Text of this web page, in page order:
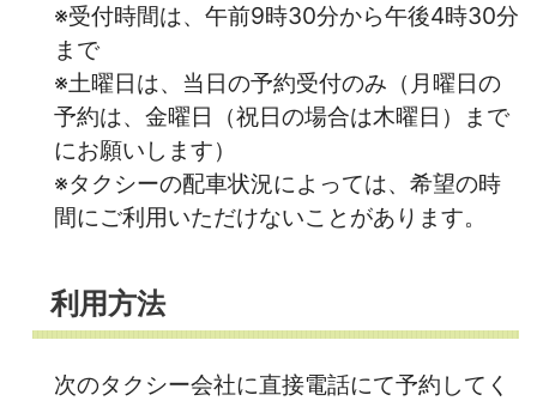
※受付時間は、午前9時30分から午後4時30分
まで
※土曜日は、当日の予約受付のみ（月曜日の
予約は、金曜日（祝日の場合は木曜日）まで
にお願いします）
※タクシーの配車状況によっては、希望の時
間にご利用いただけないことがあります。
利用方法
次のタクシー会社に直接電話にて予約してく